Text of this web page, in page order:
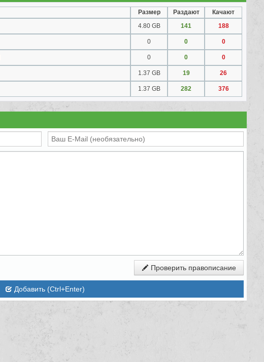
Размер Раздают
Качают
4.80 GB 141 188
0 0 0
0 0 0
1.37 GB 19 26
1.37 GB 282 376
Проверить правописание
Добавить (Ctrl+Enter)